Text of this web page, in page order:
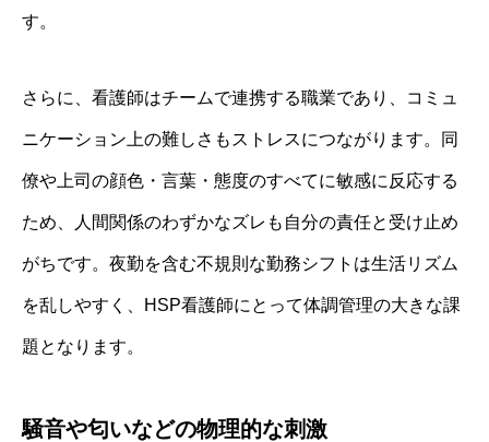
す。
さらに、看護師はチームで連携する職業であり、コミュ
ニケーション上の難しさもストレスにつながります。同
僚や上司の顔色・言葉・態度のすべてに敏感に反応する
ため、人間関係のわずかなズレも自分の責任と受け止め
がちです。夜勤を含む不規則な勤務シフトは生活リズム
を乱しやすく、HSP看護師にとって体調管理の大きな課
題となります。
騒音や匂いなどの物理的な刺激